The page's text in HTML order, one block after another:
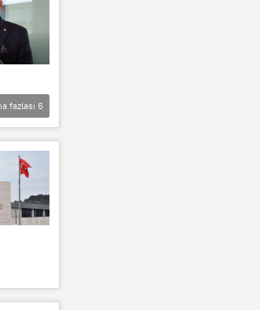
fazlası 6